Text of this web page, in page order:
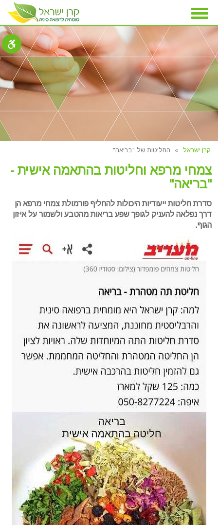
Toggle
קרן ישראל החליטות של "בריאה"
צמחי מרפא וחליטות בהתאמה אישית -
"בריאה"
סדרת חליטות ייעודיות היכולות להחליף פורמולת צמחי מרפא הן
דרך נפלאה להעניק לגופך שפע בריאות מהטבע ולשמור על איזון
הגוף.